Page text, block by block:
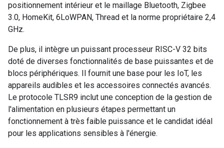
positionnement intérieur et le maillage Bluetooth, Zigbee
3.0, HomeKit, 6LoWPAN, Thread et la norme propriétaire 2,4
GHz.
De plus, il intègre un puissant processeur RISC-V 32 bits
doté de diverses fonctionnalités de base puissantes et de
blocs périphériques. Il fournit une base pour les IoT, les
appareils audibles et les accessoires connectés avancés.
Le protocole TLSR9 inclut une conception de la gestion de
l'alimentation en plusieurs étapes permettant un
fonctionnement à très faible puissance et le candidat idéal
pour les applications sensibles à l'énergie.